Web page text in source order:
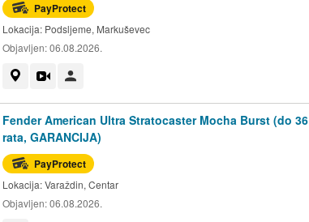
PayProtect
Lokacija: Podsljeme, Markuševec
Objavljen:06.08.2026.
Fender American Ultra Stratocaster Mocha Burst (do 36
rata, GARANCIJA)
PayProtect
Lokacija:Varaždin, Centar
Objavljen:06.08.2026.